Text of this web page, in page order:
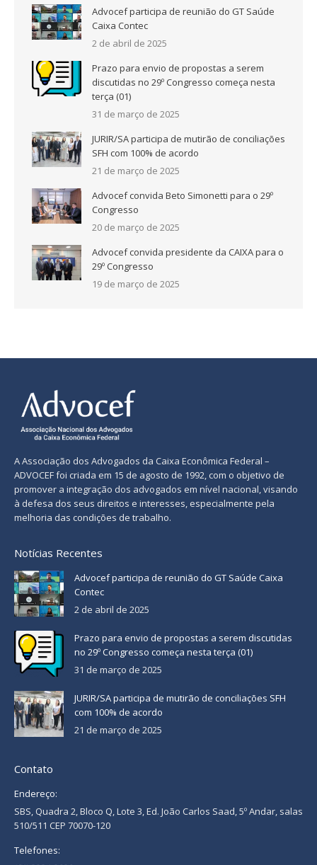
Advocef participa de reunião do GT Saúde
Caixa Contec
2 de abril de 2025
Prazo para envio de propostas a serem
discutidas no 29º Congresso começa nesta
terça (01)
31 de março de 2025
JURIR/SA participa de mutirão de conciliações
SFH com 100% de acordo
21 de março de 2025
Advocef convida Beto Simonetti para o 29º
Congresso
20 de março de 2025
Advocef convida presidente da CAIXA para o
29º Congresso
19 de março de 2025
A Associação dos Advogados da Caixa Econômica Federal –
ADVOCEF foi criada em 15 de agosto de 1992, com o objetivo de
promover a integração dos advogados em nível nacional, visando
à defesa dos seus direitos e interesses, especialmente pela
melhoria das condições de trabalho.
Notícias Recentes
Advocef participa de reunião do GT Saúde Caixa
Contec
2 de abril de 2025
Prazo para envio de propostas a serem discutidas
no 29º Congresso começa nesta terça (01)
31 de março de 2025
JURIR/SA participa de mutirão de conciliações SFH
com 100% de acordo
21 de março de 2025
Contato
Endereço:
SBS, Quadra 2, Bloco Q, Lote 3, Ed. João Carlos Saad, 5º Andar, salas
510/511 CEP 70070-120
Telefones: